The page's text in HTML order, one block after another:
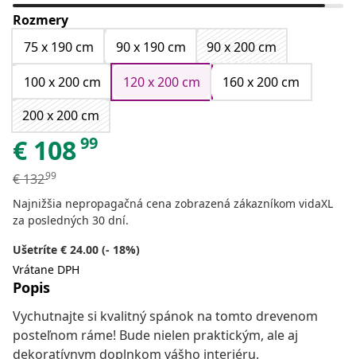
Rozmery
75 x 190 cm
90 x 190 cm
90 x 200 cm
100 x 200 cm
120 x 200 cm
160 x 200 cm
200 x 200 cm
€ 10899
€13299
Najnižšia nepropagačná cena zobrazená zákazníkom vidaXL
za posledných 30 dní.
Ušetríte € 24.00 (- 18%)
Vrátane DPH
Popis
Vychutnajte si kvalitný spánok na tomto drevenom
posteľnom ráme! Bude nielen praktickým, ale aj
dekoratívnym doplnkom vášho interiéru.